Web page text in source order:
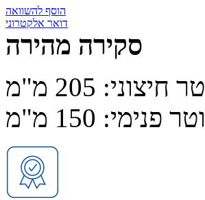
הוסף להשוואה
דואר אלקטרוני
סקירה מהירה
פתח בקרה עם שקית חפצים, אטום למים. קוטר חיצוני: 205 מ"מ
פנימי: 150 מ"מ